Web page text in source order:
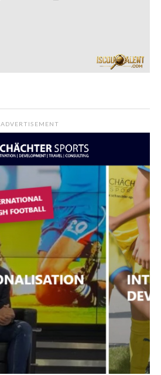
ADVERTISEMENT